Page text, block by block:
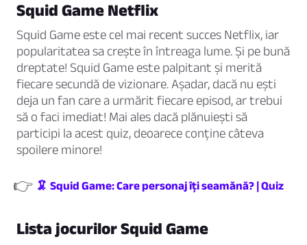
Squid Game Netflix
Squid Game este cel mai recent succes Netflix, iar
popularitatea sa crește în întreaga lume. Și pe bună
dreptate! Squid Game este palpitant și merită
fiecare secundă de vizionare. Așadar, dacă nu ești
deja un fan care a urmărit fiecare episod, ar trebui
să o faci imediat! Mai ales dacă plănuiești să
participi la acest quiz, deoarece conține câteva
spoilere minore!
👉 🦑 Squid Game: Care personaj îți seamănă? | Quiz
Lista jocurilor Squid Game